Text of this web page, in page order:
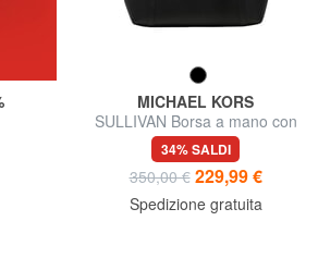
MICHAEL KORS
SULLIVAN Borsa a mano con
tracolla
34% SALDI
350,00 € 229,99 €
Spedizione gratuita